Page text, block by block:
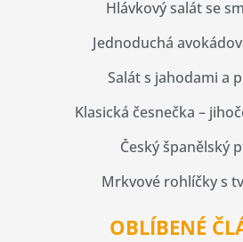
Hlávkový salát se
Jednoduchá
Salát s jahodami a
Klasická česnečka –
Český španělský
Mrkvové rohlíčky s
OBLÍBENÉ